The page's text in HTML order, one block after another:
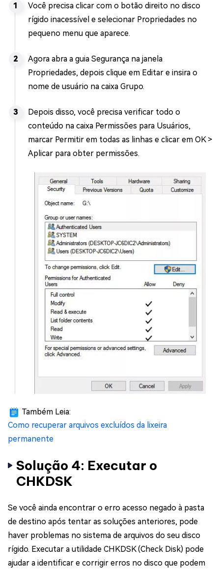
Você precisa clicar com o botão direito no disco
rígido inacessível e selecionar Propriedades no
pequeno menu que aparece.
Agora abra a guia Segurança na janela
Propriedades, depois clique em Editar e insira o
nome de usuário na caixa Grupo.
Depois disso, você precisa verificar todo o
conteúdo na caixa Permissões para Usuários,
marcar Permitir em todas as linhas e clicar em OK >
Aplicar para obter permissões.
Também Leia:
Como recuperar arquivos excluídos da lixeira
permanente
Solução 4: Executar o
CHKDSK
Se você ainda encontrar o erro acesso negado à pasta
de destino após tentar as soluções anteriores, pode
haver problemas no sistema de arquivos do seu disco
rígido. Executar a utilidade CHKDSK (Check Disk) pode
ajudar a identificar e corrigir erros no disco que podem